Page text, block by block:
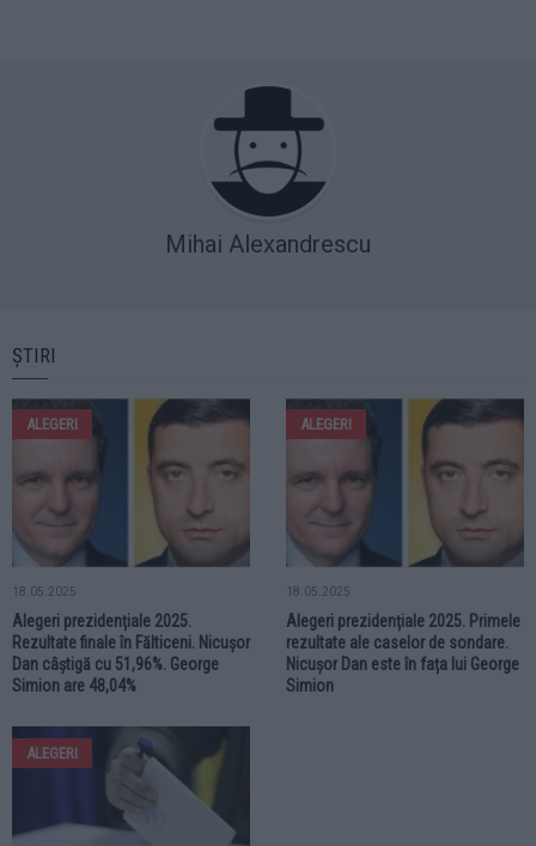
Mihai Alexandrescu
ȘTIRI
ALEGERI
18.05.2025
Alegeri prezidențiale 2025.
Rezultate finale în Fălticeni. Nicușor
Dan câștigă cu 51,96%. George
Simion are 48,04%
ALEGERI
18.05.2025
Alegeri prezidențiale 2025. Primele
rezultate ale caselor de sondare.
Nicușor Dan este în fața lui George
Simion
ALEGERI